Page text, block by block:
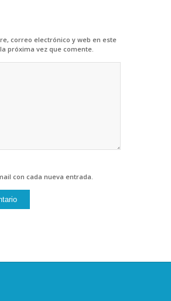
correo electrónico y web en este
próxima vez que comente.
con cada nueva entrada.